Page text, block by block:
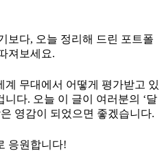
보다, 오늘 정리해 드린 포트폴
져보세요.
무대에서 어떻게 평가받고 있
다. 오늘 이 글이 여러분의 ‘달
영감이 되었으면 좋겠습니다.
응원합니다!